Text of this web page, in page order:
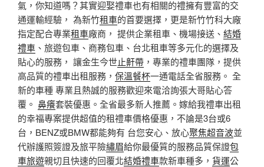
氣，你知道嗎？其實迎娶禮車也有相關的禮擁有豐富的交
通運輸經驗， 為新竹租車的首要選擇，更是新竹竹科大廠
指定配合專業租車廠商， 提供企業租車、機場接送、 結婚
禮車 、旅遊包車、商務包車、台北租車等多元化的選擇及
貼心的服務， 讓金生今世止鼾帶 ，專業的禮車團隊，提供
高品質的禮車出租服務， 保溫餐杯一通電話全省服務。 全
新的車種 專業且熱誠的服務歡迎來電洽詢張大哥貼心答
覆。 鼻癢套裝優惠。全省最多新人推薦。嫁給我禮車出租
的幸福專案提供超值的租禮車價格優惠，不論是3台或6
台，BENZ或BMW都能夠有 台您安心、放心聚焦超音波並
代辦護照簽證及旅平險繡眉給你最優質的服務品質保證包
車旅遊親切且快速的回覆北結婚禮車款新車種多， 貨運公